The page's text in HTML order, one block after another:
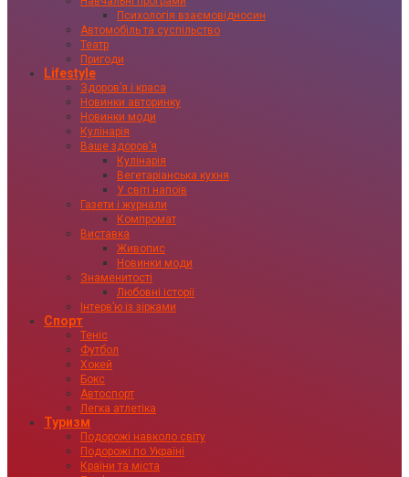
Психологія взаємовідносин
Автомобіль та суспільство
Театр
Пригоди
Lifestyle
Здоровʼя і краса
Новинки авторинку
Новинки моди
Кулінарія
Ваше здоровʼя
Кулінарія
Вегетаріанська кухня
У світі напоїв
Газети і журнали
Компромат
Виставка
Живопис
Новинки моди
Знаменитості
Любовні історії
Інтервʼю із зірками
Спорт
Теніс
Футбол
Хокей
Бокс
Автоспорт
Легка атлетіка
Туризм
Подорожі навколо світу
Подорожі по Україні
Країни та міста